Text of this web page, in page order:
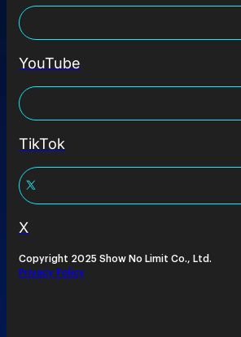
YouTube
TikTok
X
Copyright 2025 Show No Limit Co., Ltd.
Privacy Policy